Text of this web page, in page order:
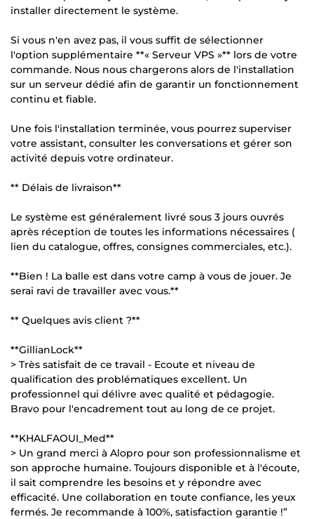
installer directement le système.
Si vous n'en avez pas, il vous suffit de sélectionner
l'option supplémentaire **« Serveur VPS »** lors de votre
commande. Nous nous chargerons alors de l'installation
sur un serveur dédié afin de garantir un fonctionnement
continu et fiable.
Une fois l'installation terminée, vous pourrez superviser
votre assistant, consulter les conversations et gérer son
activité depuis votre ordinateur.
** Délais de livraison**
Le système est généralement livré sous 3 jours ouvrés
après réception de toutes les informations nécessaires (
lien du catalogue, offres, consignes commerciales, etc.).
**Bien ! La balle est dans votre camp à vous de jouer. Je
serai ravi de travailler avec vous.**
** Quelques avis client ?**
**GillianLock**
> Très satisfait de ce travail - Ecoute et niveau de
qualification des problématiques excellent. Un
professionnel qui délivre avec qualité et pédagogie.
Bravo pour l'encadrement tout au long de ce projet.
**KHALFAOUI_Med**
> Un grand merci à Alopro pour son professionnalisme et
son approche humaine. Toujours disponible et à l'écoute,
il sait comprendre les besoins et y répondre avec
efficacité. Une collaboration en toute confiance, les yeux
fermés. Je recommande à 100%, satisfaction garantie !”